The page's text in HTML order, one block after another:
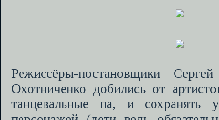
Режиссёры-постановщики
Охотниченко добились от
танцевальные па, и сохранять